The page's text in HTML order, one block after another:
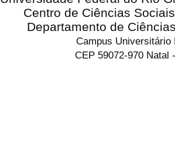
Centro de Ciências
Departamento de
Campus Universitário
CEP 59072-970 Natal